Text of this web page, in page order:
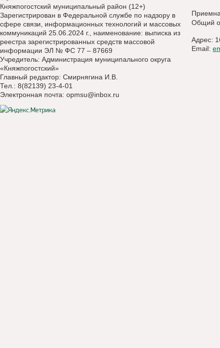
Княжпогостский муниципальный район (12+)
Зарегистрирован в Федеральной службе по надзору в
сфере связи, информационных технологий и массовых
коммуникаций 25.06.2024 г., наименование: выписка из
реестра зарегистрированных средств массовой
информации ЭЛ № ФС 77 – 87669
Учредитель: Администрация муниципального округа
«Княжпогостский»
Главный редактор: Смирнягина И.В.
Тел.: 8(82139) 23-4-01
Электронная почта: opmsu@inbox.ru
Общий
Адрес:
Email: